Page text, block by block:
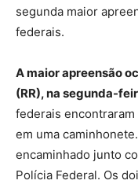
segunda maior
federais.
A maior apreensão
(RR), na segunda-
federais
em uma
encaminhado junto
Polícia Federal. Os